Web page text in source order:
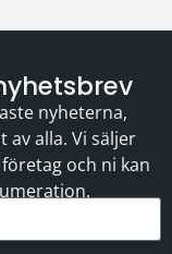
nyheterna,
alla. Vi säljer
och ni kan